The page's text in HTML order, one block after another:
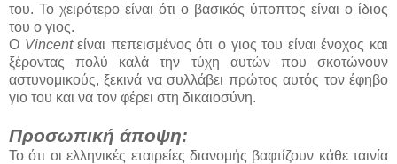
του. Το χειρότερο είναι ότι ο βασικός ύποπτος είναι ο ίδιος
του ο γιος.
Ο Vincentείναι πεπεισμένος ότι ο γιος του είναι ένοχος και
ξέροντας πολύ καλά την τύχη αυτών που σκοτώνουν
αστυνομικούς, ξεκινά να συλλάβει πρώτος αυτός τον έφηβο
γιο του και να τον φέρει στη δικαιοσύνη.
Προσωπική άποψη:
Το ότι οι ελληνικές εταιρείες διανομής βαφτίζουν κάθε ταινία